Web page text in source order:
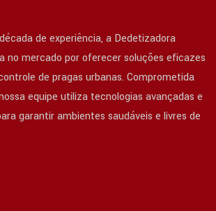
de experiência, a Dedetizadora
no mercado por oferecer soluções eficazes
de pragas urbanas. Comprometida
equipe utiliza tecnologias avançadas e
garantir ambientes saudáveis e livres de